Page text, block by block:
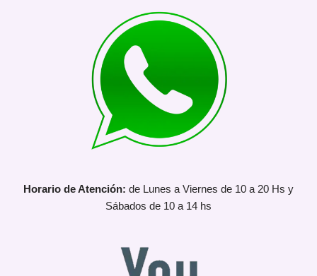
Horario de Atención: de Lunes a Viernes de 10 a 20 Hs y
Sábados de 10 a 14 hs